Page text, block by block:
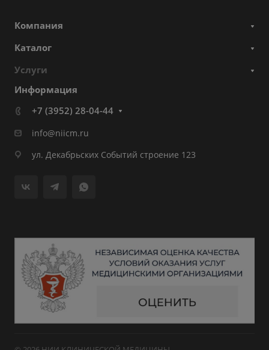
Компания
Каталог
Услуги
Информация
+7 (3952) 28-04-44
info@niicm.ru
ул. Декабрьских Событий строение 123